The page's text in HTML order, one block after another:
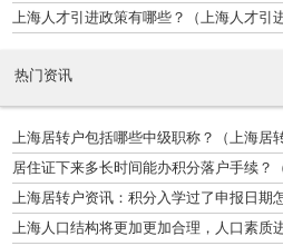
上海人才引进政策有哪些？（上海人才引
热门资讯
上海居转户包括哪些中级职称？（上海居
居住证下来多长时间能办积分落户手续？
落户手续啊）
上海居转户资讯：积分入学过了申报日期
上海人口结构将更加更加合理，人口素质